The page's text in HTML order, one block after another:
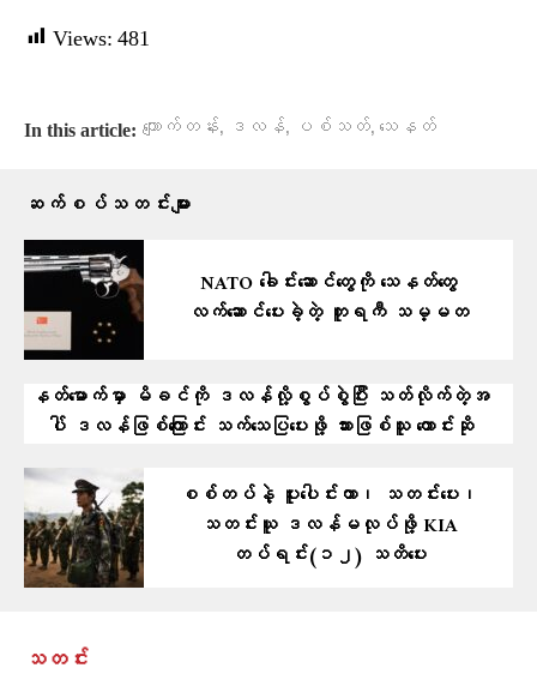
Views: 481
In this article: ကျောက်တန်း, ဒလန်, ပစ်သတ်, သေနတ်
ဆက်စပ်သတင်းများ
NATO ခေါင်းဆောင်တွေကို သေနတ်တွေ
လက်ဆောင်ပေးခဲ့တဲ့ တူရကီ သမ္မတ
နတ်မောက်မှာ မိခင်ကို ဒလန်လို့စွပ်စွဲပြီး သတ်လိုက်တဲ့အ
ပါ် ဒလန်ဖြစ်ကြောင်း သက်သေပြ​ပေးဖို့ သားဖြစ်သူ တောင်းဆို
စစ်တပ်နဲ့ ပူးပေါင်းတာ၊ သတင်းပေး၊
သတင်းယူ ဒလန်မလုပ်ဖို့ KIA
တပ်ရင်း(၁၂) သတိပေး
သတင်း